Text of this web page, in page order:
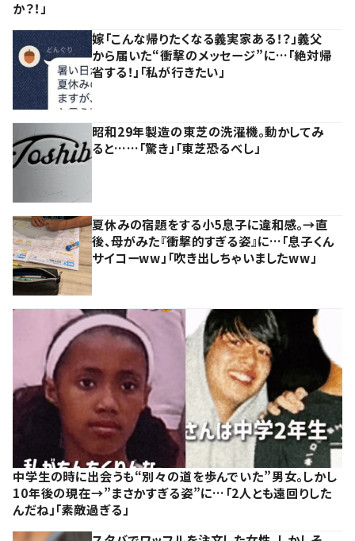
か？！」
嫁「こんな帰りたくなる義実家ある！？」義父
から届いた“衝撃のメッセージ”に…「絶対帰
省する！」「私が行きたい」
昭和29年製造の東芝の洗濯機。動かしてみ
ると……「驚き」「東芝恐るべし」
夏休みの宿題をする小5息子に違和感。→直
後、母がみた『衝撃的すぎる姿』に…「息子くん
サイコーww」「吹き出しちゃいましたww」
中学生の時に出会うも“別々の道を歩んでいた”男女。しかし
10年後の現在→”まさかすぎる姿”に…「2人とも遠回りした
んだね」「素敵過ぎる」